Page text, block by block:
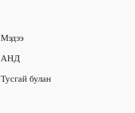
Мэдээ
АНД
Тусгай булан